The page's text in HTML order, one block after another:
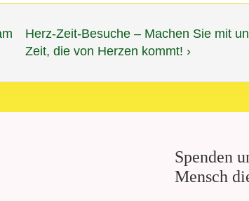
Nächster
Beitrag
Herz-Zeit-Besuche – Machen Sie mit
Zeit, die von Herzen kommt! ›
Spenden
Mensch